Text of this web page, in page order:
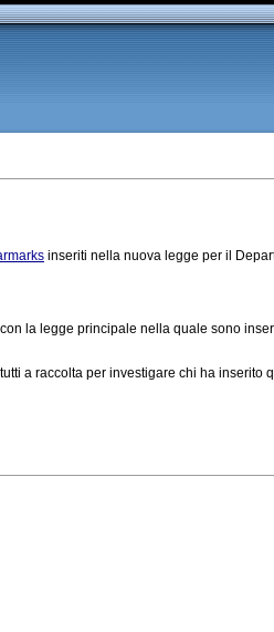
inseriti nella nuova legge per il
la legge principale nella quale sono
a raccolta per investigare chi ha inserito